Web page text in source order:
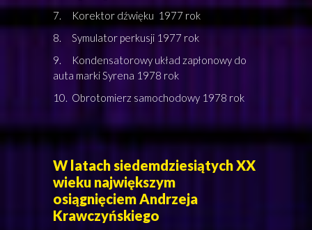
7. Korektor dźwięku 1977 rok
8. Symulator perkusji 1977 rok
9. Kondensatorowy układ zapłonowy do
auta marki Syrena 1978 rok
10. Obrotomierz samochodowy 1978 rok
W latach siedemdziesiątych XX
wieku największym
osiągnięciem Andrzeja
Krawczyńskiego